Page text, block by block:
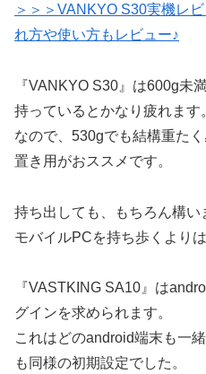
＞＞＞VANKYO S30実機レ
れ方や使い方もレビュー♪
『VANKYO S30』は600g未
持っているとかなり疲れます
なので、530gでも結構重た
置き用がおススメです。
持ち出しても、もちろん構い
モバイルPCを持ち歩くより
『VASTKING SA10』は
グインを求められます。
これはどのandroid端末も一
も同様の初期設定でした。